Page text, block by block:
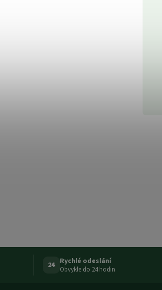
24 Rychlé odeslání
Obvykle do 24 hodin